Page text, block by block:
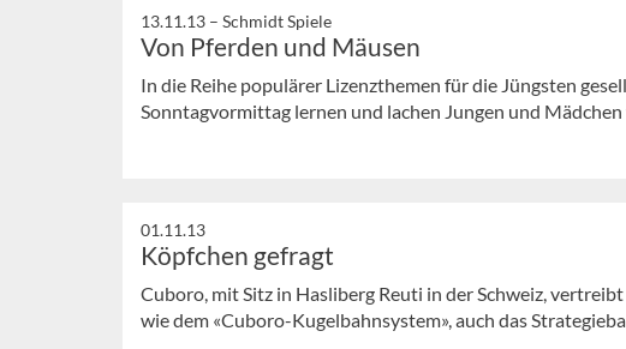
13.11.13 – Schmidt Spiele
Von Pferden und Mäusen
In die Reihe populärer Lizenzthemen für die Jüngsten
Sonntagvormittag lernen und lachen Jungen und Mädchen
01.11.13
Köpfchen gefragt
Cuboro, mit Sitz in Hasliberg Reuti in der Schweiz,
wie dem «Cuboro-Kugelbahnsystem», auch das